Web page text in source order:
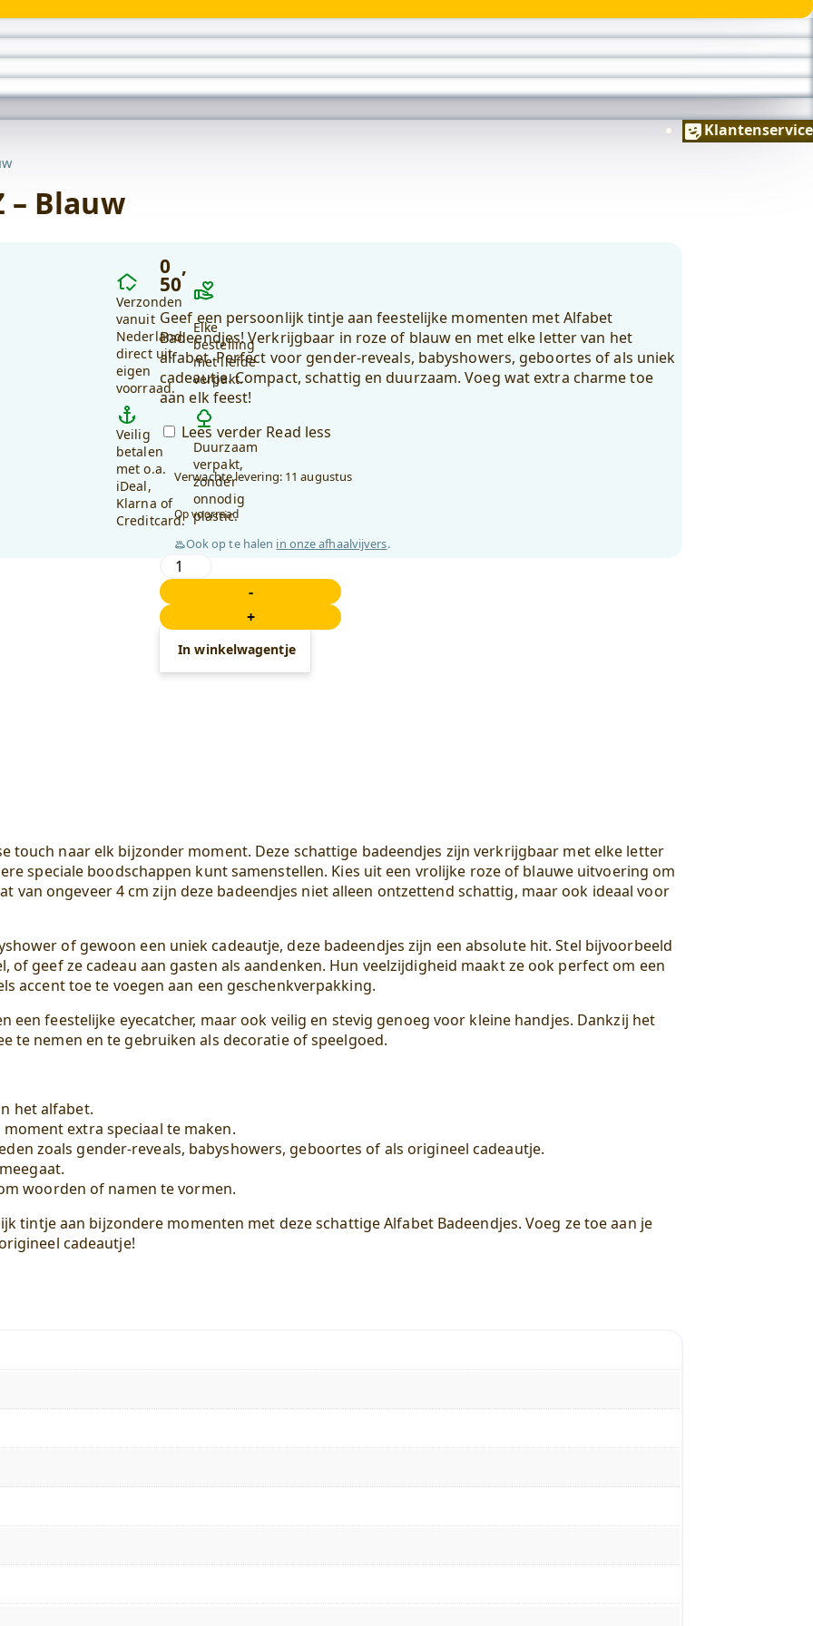
submenu
Klantenservice
– Blauw
0 ,
50
Geef een persoonlijk tintje aan feestelijke momenten met Alfabet
Badeendjes! Verkrijgbaar in roze of blauw en met elke letter van het
alfabet. Perfect voor gender-reveals, babyshowers, geboortes of als uniek
cadeautje. Compact, schattig en duurzaam. Voeg wat extra charme toe
aan elk feest!
Lees verder Read less
Verwachte levering: 11 augustus
Op voorraad
Ook op te halen in onze afhaalvijvers.
Alfabet
Badeendje
-
Letter
-
+
In winkelwagentje
Waarom
kiezen
voor
debadeend.nl?
Verzonden
vanuit
Nederland,
direct uit
eigen
voorraad.
Elke
bestelling
met liefde
verpakt.
Veilig
betalen
met o.a.
iDeal,
Klarna of
Creditcard.
Duurzaam
verpakt,
zonder
onnodig
plastic.
touch naar elk bijzonder moment. Deze schattige badeendjes zijn verkrijgbaar met elke letter
speciale boodschappen kunt samenstellen. Kies uit een vrolijke roze of blauwe uitvoering om
van ongeveer 4 cm zijn deze badeendjes niet alleen ontzettend schattig, maar ook ideaal voor
of gewoon een uniek cadeautje, deze badeendjes zijn een absolute hit. Stel bijvoorbeeld
of geef ze cadeau aan gasten als aandenken. Hun veelzijdigheid maakt ze ook perfect om een
accent toe te voegen aan een geschenkverpakking.
een feestelijke eyecatcher, maar ook veilig en stevig genoeg voor kleine handjes. Dankzij het
te nemen en te gebruiken als decoratie of speelgoed.
het alfabet.
extra speciaal te maken.
zoals gender-reveals, babyshowers, geboortes of als origineel cadeautje.
woorden of namen te vormen.
tintje aan bijzondere momenten met deze schattige Alfabet Badeendjes. Voeg ze toe aan je
cadeautje!